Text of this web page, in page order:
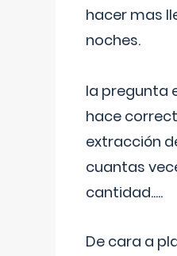
hacer mas
noches.
la pregunta
hace
extracción
cuantas
cantidad.....
De cara a